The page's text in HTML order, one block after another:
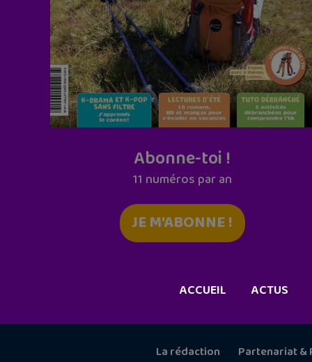
Abonne-toi !
11 numéros par an
JE M'ABONNE !
ACCUEIL ACTUS
La rédaction Partenariat &